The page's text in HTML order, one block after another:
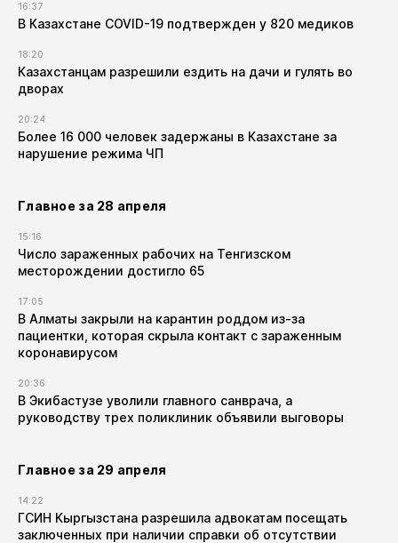
16:37
В Казахстане COVID-19 подтвержден у 820 медиков
18:20
Казахстанцам разрешили ездить на дачи и гулять во
дворах
20:24
Более 16 000 человек задержаны в Казахстане за
нарушение режима ЧП
Главное за 28 апреля
15:16
Число зараженных рабочих на Тенгизском
месторождении достигло 65
17:05
В Алматы закрыли на карантин роддом из-за
пациентки, которая скрыла контакт с зараженным
коронавирусом
20:36
В Экибастузе уволили главного санврача, а
руководству трех поликлиник объявили выговоры
Главное за 29 апреля
14:22
ГСИН Кыргызстана разрешила адвокатам посещать
заключенных при наличии справки об отсутствии